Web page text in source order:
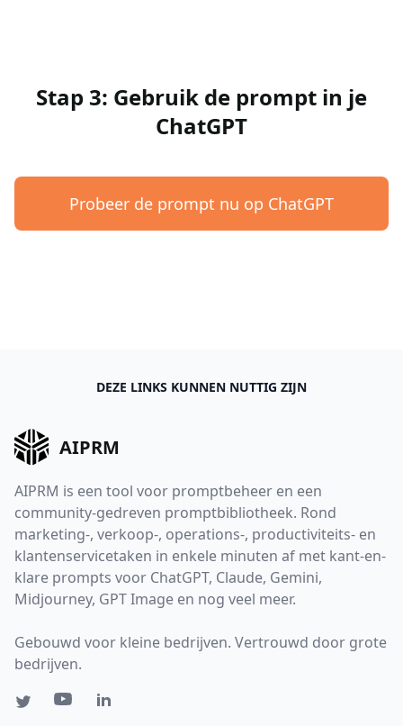
Stap 3: Gebruik de prompt in je
ChatGPT
Probeer de prompt nu op ChatGPT
DEZE LINKS KUNNEN NUTTIG ZIJN
AIPRM
AIPRM is een tool voor promptbeheer en een
community-gedreven promptbibliotheek. Rond
marketing-, verkoop-, operations-, productiviteits- en
klantenservicetaken in enkele minuten af met kant-en-
klare prompts voor ChatGPT, Claude, Gemini,
Midjourney, GPT Image en nog veel meer.
Gebouwd voor kleine bedrijven. Vertrouwd door grote
bedrijven.